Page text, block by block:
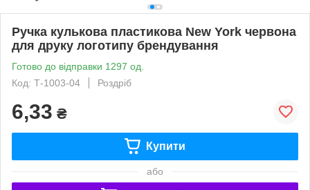
Ручка кулькова пластикова New York червона
для друку логотипу брендування
Готово до відправки 1297 од.
Код: Т-1003-04
Роздріб
6,33 ₴
Купити
або